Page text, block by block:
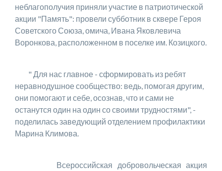
неблагополучия приняли участие в патриотической
акции "Память": провели субботник в сквере Героя
Советского Союза, омича, Ивана Яковлевича
Воронкова, расположенном в поселке им. Козицкого.
" Для нас главное - сформировать из ребят
неравнодушное сообщество: ведь, помогая другим,
они помогают и себе, осознав, что и сами не
останутся один на один со своими трудностями", -
поделилась заведующий отделением профилактики
Марина Климова.
Всероссийская добровольческая акция